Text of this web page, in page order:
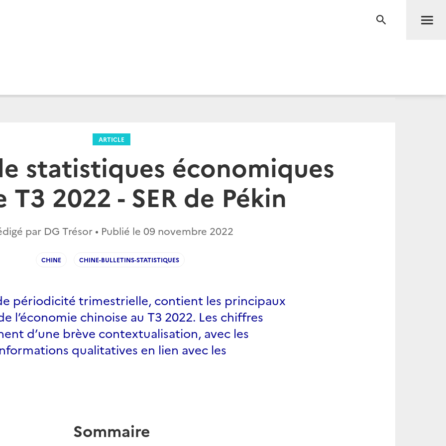
RECHERCHE
ARTICLE
statistiques économiques
T3 2022 - SER de Pékin
par DG Trésor • Publié le 09 novembre 2022
CHINE CHINE-BULLETINS-STATISTIQUES
périodicité trimestrielle, contient les principaux
l’économie chinoise au T3 2022. Les chiffres
d’une brève contextualisation, avec les
qualitatives en lien avec les
Sommaire